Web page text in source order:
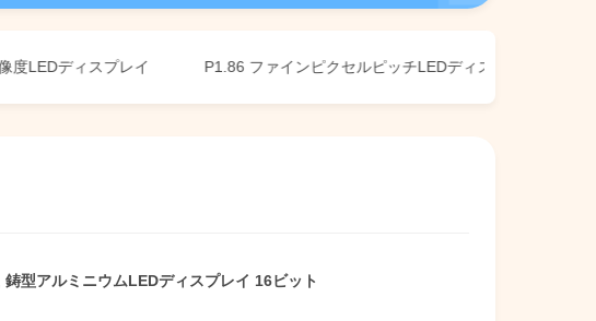
ディスプレイ P1.86 ファインピクセルピッチLEDディスプレイ
鋳型アルミニウムLEDディスプレイ 16ビット